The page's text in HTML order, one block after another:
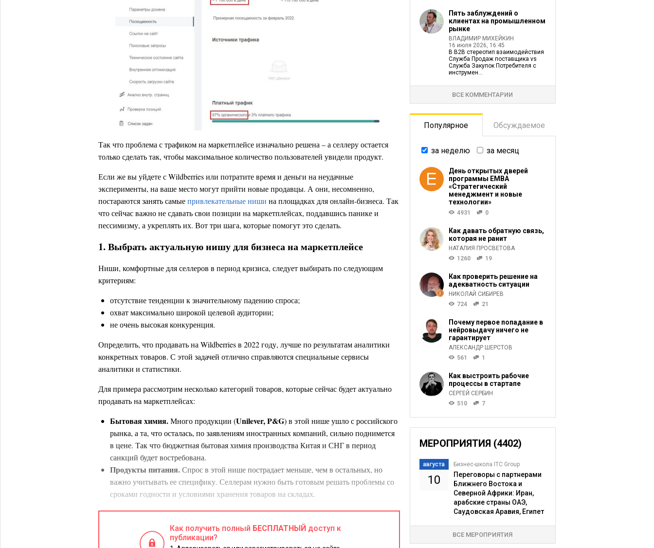
Так что проблема с трафиком на маркетплейсе изначально решена – а селлеру остается
только сделать так, чтобы максимальное количество пользователей увидели продукт.
Если же вы уйдете с Wildberries или потратите время и деньги на неудачные
эксперименты, на ваше место могут прийти новые продавцы. А они, несомненно,
постараются занять самыепривлекательные ниши на площадках для онлайн-бизнеса. Так
что сейчас важно не сдавать свои позиции на маркетплейсах, поддавшись панике и
пессимизму, а укреплять их. Вот три шага, которые помогут это сделать.
1. Выбрать актуальную нишу для бизнеса на маркетплейсе
Ниши, комфортные для селлеров в период кризиса, следует выбирать по следующим
критериям:
отсутствие тенденции к значительному падению спроса;
охват максимально широкой целевой аудитории;
не очень высокая конкуренция.
Определить, что продавать на Wildberries в 2022 году, лучше по результатам аналитики
конкретных товаров. С этой задачей отлично справляются специальные сервисы
аналитики и статистики.
Для примера рассмотрим несколько категорий товаров, которые сейчас будет актуально
продавать на маркетплейсах:
Бытовая химия.Много продукции (Unilever, P&G) в этой нише ушло с российского
рынка, а та, что осталась, по заявлениям иностранных компаний, сильно поднимется
в цене. Так что бюджетная бытовая химия производства Китая и СНГ в период
санкций будет востребована.
Продукты питания.Спрос в этой нише пострадает меньше, чем в остальных, но
важно учитывать ее специфику. Селлерам нужно быть готовым решать проблемы со
сроками годности и условиями хранения товаров на складах.
надежной защите упаковок от вскрытия и повреждения на пути к покупателю.
Зоотовары . Домашние животные для многих – практически члены семьи, и в кризис
Как получить полный БЕСПЛАТНЫЙ доступ к
публикации?
Пять заблуждений о
клиентах на промышленном
рынке
ВЛАДИМИР МИХЕЙКИН
16 июля 2026, 16:45
В В2В стереотип взаимодействия
Служба Продаж поставщика vs
Служба Закупок Потребителя с
инструмен...
ВСЕ КОММЕНТАРИИ
Популярное Обсуждаемое
за неделю за месяц
День открытых дверей
программы ЕМВА
«Стратегический
менеджмент и новые
технологии»
4931 0
Как давать обратную связь,
которая не ранит
НАТАЛИЯ ПРОСВЕТОВА
1260
19
Как проверить решение на
адекватность ситуации
НИКОЛАЙ СИБИРЕВ
724
21
Почему первое попадание в
нейровыдачу ничего не
гарантирует
АЛЕКСАНДР ШЕРСТОВ
561
1
Как выстроить рабочие
процессы в стартапе
СЕРГЕЙ СЕРБИН
510
7
МЕРОПРИЯТИЯ (4402)
августа
10
Бизнес-школа ITC Group
Переговоры с партнерами
Ближнего Востока и
Северной Африки: Иран,
арабские страны ОАЭ,
Саудовская Аравия, Египет
ВСЕ МЕРОПРИЯТИЯ